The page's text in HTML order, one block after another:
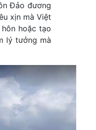
Đảo đương
xịn mà Việt
hoặc tạo
lý tưởng mà